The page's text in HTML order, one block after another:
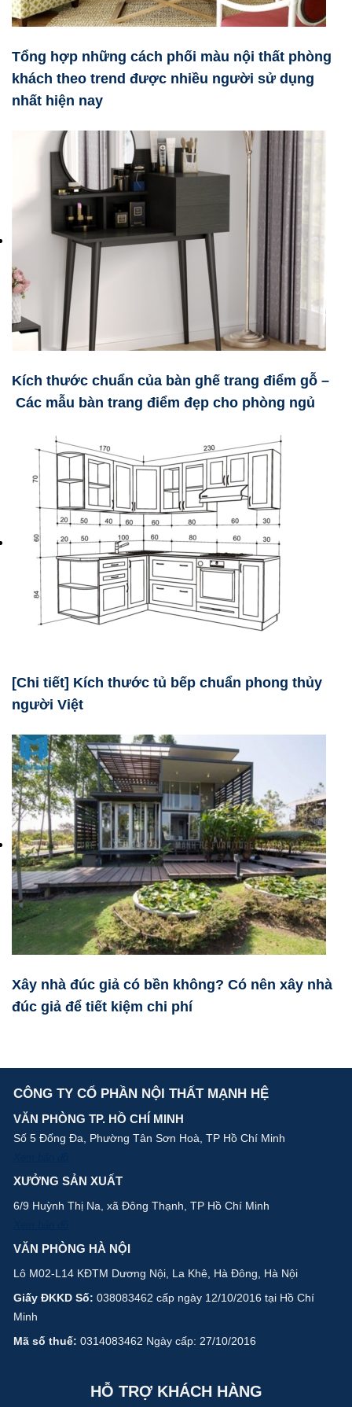
Tổng hợp những cách phối màu nội thất phòng
khách theo trend được nhiều người sử dụng
nhất hiện nay
Kích thước chuẩn của bàn ghế trang điểm gỗ –
Các mẫu bàn trang điểm đẹp cho phòng ngủ
[Chi tiết] Kích thước tủ bếp chuẩn phong thủy
người Việt
Xây nhà đúc giả có bền không? Có nên xây nhà
đúc giả để tiết kiệm chi phí
CÔNG TY CỔ PHẦN NỘI THẤT MẠNH HỆ
VĂN PHÒNG TP. HỒ CHÍ MINH
Số 5 Đống Đa, Phường Tân Sơn Hoà, TP Hồ Chí Minh
XƯỞNG SẢN XUẤT
6/9 Huỳnh Thị Na, xã Đông Thạnh, TP Hồ Chí Minh
VĂN PHÒNG HÀ NỘI
Lô M02-L14 KĐTM Dương Nội, La Khê, Hà Đông, Hà Nội
Giấy ĐKKD Số: 038083462 cấp ngày 12/10/2016 tại Hồ Chí
Minh
Mã số thuế: 0314083462 Ngày cấp: 27/10/2016
HỖ TRỢ KHÁCH HÀNG